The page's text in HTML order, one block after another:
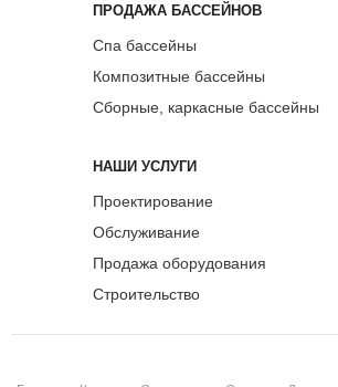
ПРОДАЖА БАССЕЙНОВ
Спа бассейны
Композитные бассейны
Сборные, каркасные бассейны
НАШИ УСЛУГИ
Проектирование
Обслуживание
Продажа оборудования
Строительство